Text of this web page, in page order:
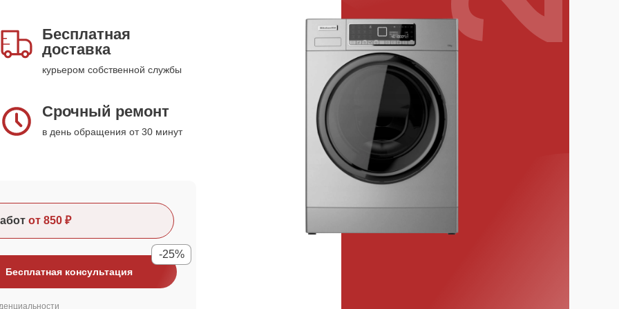
Бесплатная
доставка
курьером собственной службы
Срочный ремонт
в день обращения от 30 минут
от 850 ₽
Бесплатная консультация
-25%